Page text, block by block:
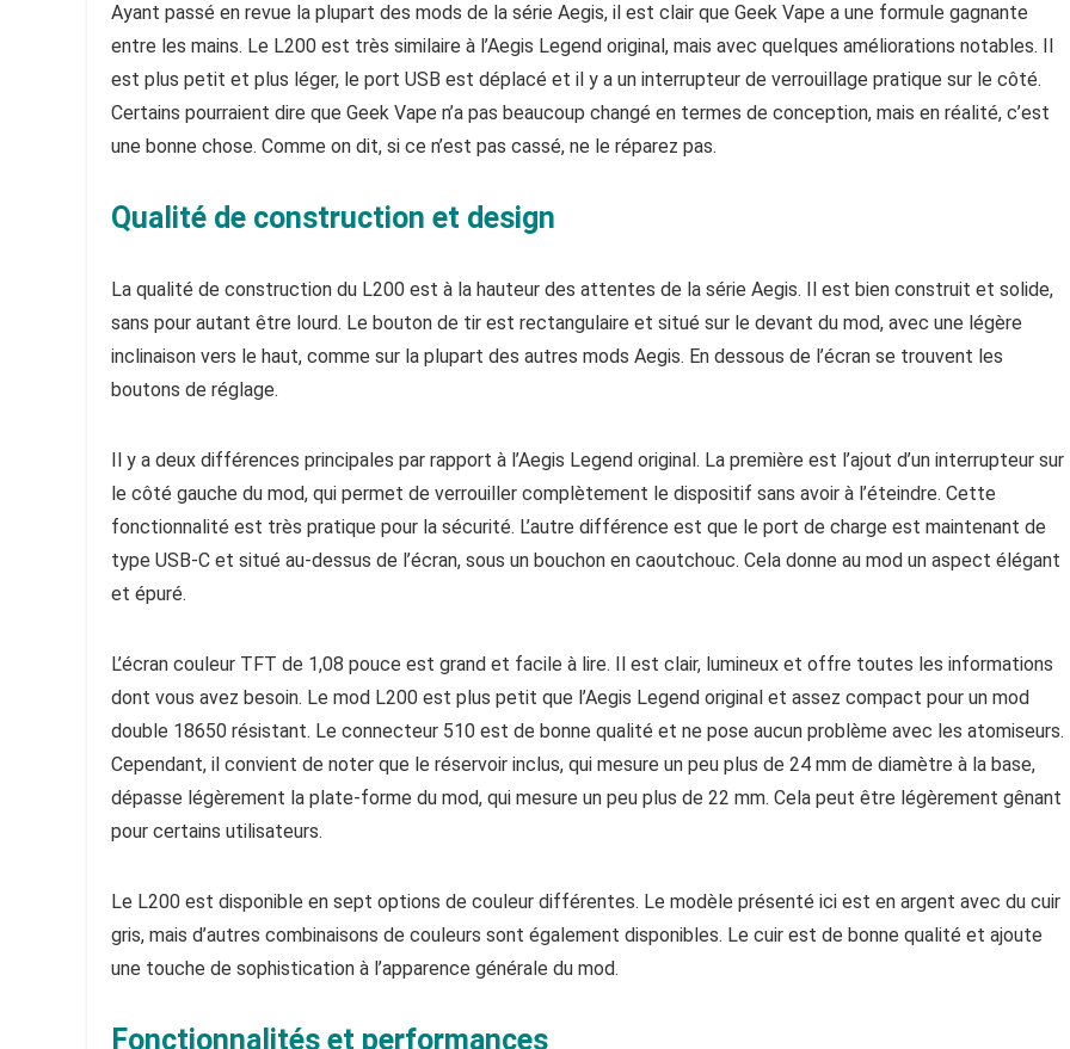
Ayant passé en revue la plupart des mods de la série Aegis, il est clair que Geek Vape a une formule gagnante
entre les mains. Le L200 est très similaire à l’Aegis Legend original, mais avec quelques améliorations notables. Il
est plus petit et plus léger, le port USB est déplacé et il y a un interrupteur de verrouillage pratique sur le côté.
Certains pourraient dire que Geek Vape n’a pas beaucoup changé en termes de conception, mais en réalité, c’est
une bonne chose. Comme on dit, si ce n’est pas cassé, ne le réparez pas.
Qualité de construction et design
La qualité de construction du L200 est à la hauteur des attentes de la série Aegis. Il est bien construit et solide,
sans pour autant être lourd. Le bouton de tir est rectangulaire et situé sur le devant du mod, avec une légère
inclinaison vers le haut, comme sur la plupart des autres mods Aegis. En dessous de l’écran se trouvent les
boutons de réglage.
Il y a deux différences principales par rapport à l’Aegis Legend original. La première est l’ajout d’un interrupteur sur
le côté gauche du mod, qui permet de verrouiller complètement le dispositif sans avoir à l’éteindre. Cette
fonctionnalité est très pratique pour la sécurité. L’autre différence est que le port de charge est maintenant de
type USB-C et situé au-dessus de l’écran, sous un bouchon en caoutchouc. Cela donne au mod un aspect élégant
et épuré.
L’écran couleur TFT de 1,08 pouce est grand et facile à lire. Il est clair, lumineux et offre toutes les informations
dont vous avez besoin. Le mod L200 est plus petit que l’Aegis Legend original et assez compact pour un mod
double 18650 résistant. Le connecteur 510 est de bonne qualité et ne pose aucun problème avec les atomiseurs.
Cependant, il convient de noter que le réservoir inclus, qui mesure un peu plus de 24 mm de diamètre à la base,
dépasse légèrement la plate-forme du mod, qui mesure un peu plus de 22 mm. Cela peut être légèrement gênant
pour certains utilisateurs.
Le L200 est disponible en sept options de couleur différentes. Le modèle présenté ici est en argent avec du cuir
gris, mais d’autres combinaisons de couleurs sont également disponibles. Le cuir est de bonne qualité et ajoute
une touche de sophistication à l’apparence générale du mod.
Fonctionnalités et performances